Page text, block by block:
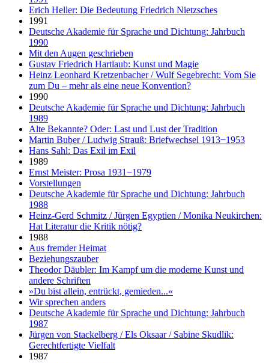
Erich Heller: Die Bedeutung Friedrich Nietzsches
1991
Deutsche Akademie für Sprache und Dichtung: Jahrbuch
1990
Mit den Augen geschrieben
Gustav Friedrich Hartlaub: Kunst und Magie
Heinz Leonhard Kretzenbacher / Wulf Segebrecht: Vom Sie
zum Du – mehr als eine neue Konvention?
1990
Deutsche Akademie für Sprache und Dichtung: Jahrbuch
1989
Alte Bekannte? Oder: Last und Lust der Tradition
Martin Buber / Ludwig Strauß: Briefwechsel 1913−1953
Hans Sahl: Das Exil im Exil
1989
Ernst Meister: Prosa 1931−1979
Vorstellungen
Deutsche Akademie für Sprache und Dichtung: Jahrbuch
1988
Heinz-Gerd Schmitz / Jürgen Egyptien / Monika Neukirchen:
Hat Literatur die Kritik nötig?
1988
Aus fremder Heimat
Beziehungszauber
Theodor Däubler: Im Kampf um die moderne Kunst und
andere Schriften
»Du bist allein, entrückt, gemieden...«
Wir sprechen anders
Deutsche Akademie für Sprache und Dichtung: Jahrbuch
1987
Jürgen von Stackelberg / Els Oksaar / Sabine Skudlik:
Gerechtfertigte Vielfalt
1987